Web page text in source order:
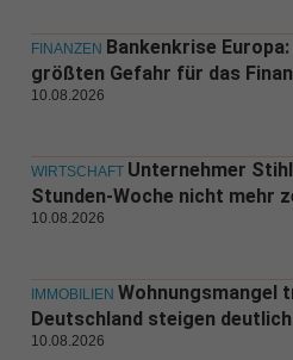
FINANZEN Bankenkrise
größten Gefahr für das
10.08.2026
WIRTSCHAFT Unternehmer
Stunden-Woche nicht mehr
10.08.2026
IMMOBILIEN Wohnungsmangel
Deutschland steigen deutlich
10.08.2026